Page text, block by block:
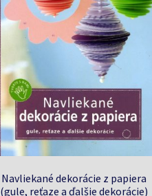
Navliekané dekorácie z papiera
(gule, reťaze a ďalšie dekorácie)